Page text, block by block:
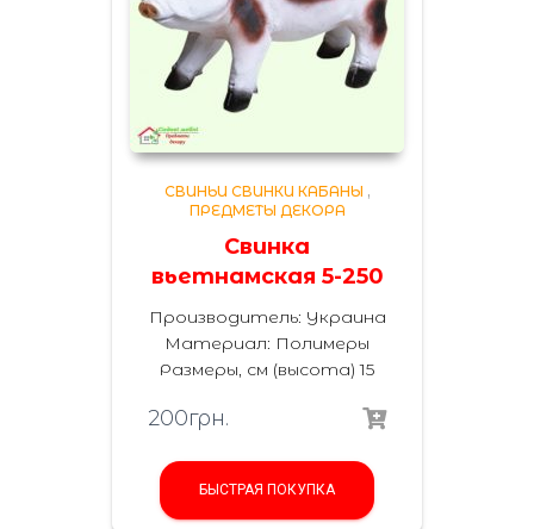
СВИНЬИ СВИНКИ КАБАНЫ ,
ПРЕДМЕТЫ ДЕКОРА
Свинка
вьетнамская 5-250
Производитель: Украина
Материал: Полимеры
Размеры, см (высота) 15
200грн.
БЫСТРАЯ ПОКУПКА